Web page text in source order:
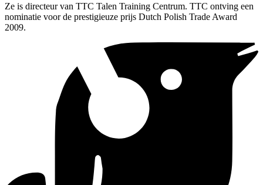
Ze is directeur van TTC Talen Training Centrum. TTC ontving een
nominatie voor de prestigieuze prijs Dutch Polish Trade Award
2009.